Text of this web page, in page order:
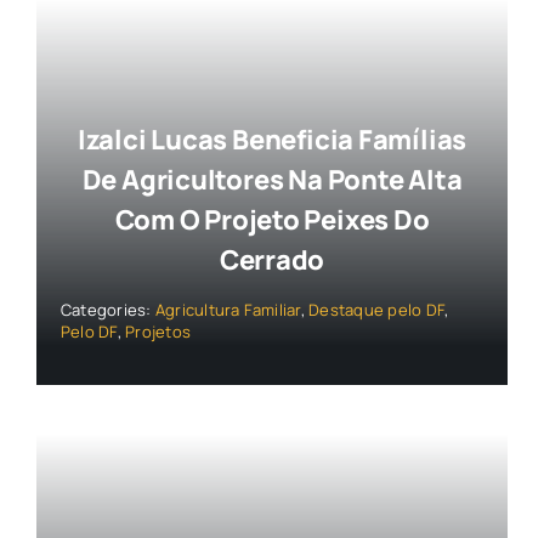
Izalci Lucas Beneficia Famílias
De Agricultores Na Ponte Alta
Com O Projeto Peixes Do
Cerrado
Categories: Agricultura Familiar, Destaque pelo DF,
Pelo DF, Projetos